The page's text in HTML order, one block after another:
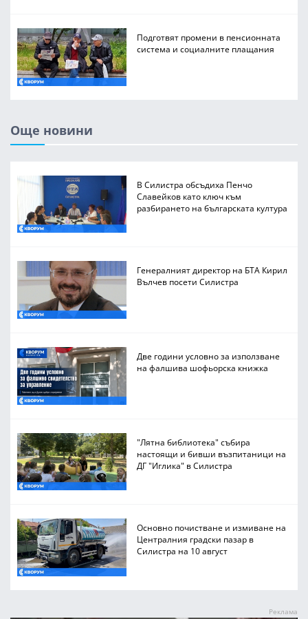
Подготвят промени в пенсионната
система и социалните плащания
Още новини
В Силистра обсъдиха Пенчо
Славейков като ключ към
разбирането на българската култура
Генералният директор на БТА Кирил
Вълчев посети Силистра
Две години условно за използване
на фалшива шофьорска книжка
"Лятна библиотека" събира
настоящи и бивши възпитаници на
ДГ "Иглика" в Силистра
Основно почистване и измиване на
Централния градски пазар в
Силистра на 10 август